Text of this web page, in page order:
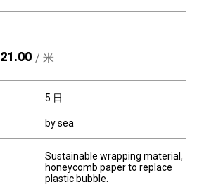
21.00 / 米
5 日
by sea
Sustainable wrapping material,
honeycomb paper to replace
plastic bubble.